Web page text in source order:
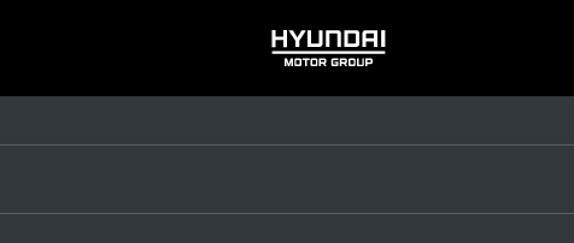
HYUNDAI
MOTOR